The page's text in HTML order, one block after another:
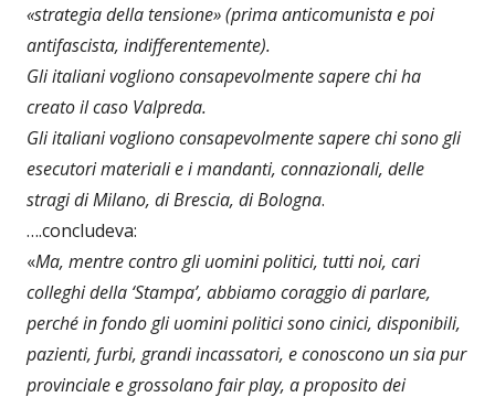
«strategia della tensione» (prima anticomunista e poi
antifascista, indifferentemente).
Gli italiani vogliono consapevolmente sapere chi ha
creato il caso Valpreda.
Gli italiani vogliono consapevolmente sapere chi sono gli
esecutori materiali e i mandanti, connazionali, delle
stragi di Milano, di Brescia, di Bologna.
….concludeva:
«Ma, mentre contro gli uomini politici, tutti noi, cari
colleghi della ‘Stampa’, abbiamo coraggio di parlare,
perché in fondo gli uomini politici sono cinici, disponibili,
pazienti, furbi, grandi incassatori, e conoscono un sia pur
provinciale e grossolano fair play, a proposito dei